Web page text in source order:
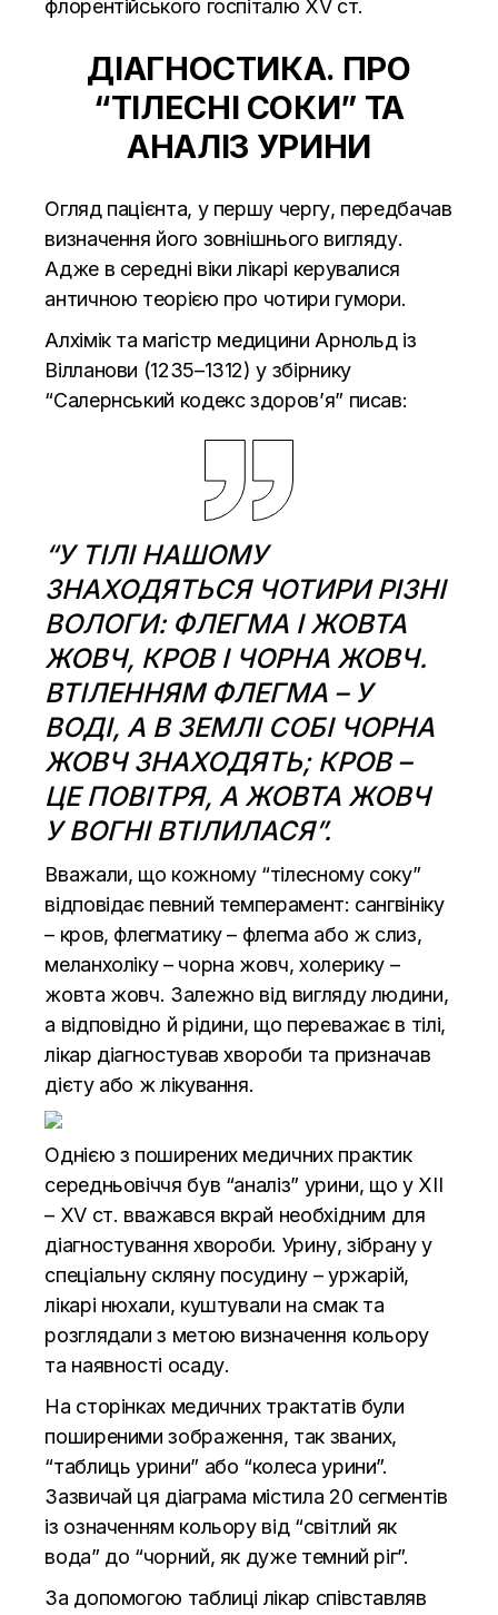
флорентійського госпіталю XV ст.
ДІАГНОСТИКА. ПРО
“ТІЛЕСНІ СОКИ” ТА
АНАЛІЗ УРИНИ
Огляд пацієнта, у першу чергу, передбачав
визначення його зовнішнього вигляду.
Адже в середні віки лікарі керувалися
античною теорією про чотири гумори.
Алхімік та магістр медицини Арнольд із
Вілланови (1235–1312) у збірнику
“Салернський кодекс здоров’я” писав:
“У ТІЛІ НАШОМУ
ЗНАХОДЯТЬСЯ ЧОТИРИ РІЗНІ
ВОЛОГИ: ФЛЕГМА І ЖОВТА
ЖОВЧ, КРОВ І ЧОРНА ЖОВЧ.
ВТІЛЕННЯМ ФЛЕГМА – У
ВОДІ, А В ЗЕМЛІ СОБІ ЧОРНА
ЖОВЧ ЗНАХОДЯТЬ; КРОВ –
ЦЕ ПОВІТРЯ, А ЖОВТА ЖОВЧ
У ВОГНІ ВТІЛИЛАСЯ”.
Вважали, що кожному “тілесному соку”
відповідає певний темперамент: сангвініку
– кров, флегматику – флегма або ж слиз,
меланхоліку – чорна жовч, холерику –
жовта жовч. Залежно від вигляду людини,
а відповідно й рідини, що переважає в тілі,
лікар діагностував хвороби та призначав
дієту або ж лікування.
Однією з поширених медичних практик
середньовіччя був “аналіз” урини, що у XII
– XV ст. вважався вкрай необхідним для
діагностування хвороби. Урину, зібрану у
спеціальну скляну посудину – уржарій,
лікарі нюхали, куштували на смак та
розглядали з метою визначення кольору
та наявності осаду.
На сторінках медичних трактатів були
поширеними зображення, так званих,
“таблиць урини” або “колеса урини”.
Зазвичай ця діаграма містила 20 сегментів
із означенням кольору від “світлий як
вода” до “чорний, як дуже темний ріг”.
За допомогою таблиці лікар співставляв